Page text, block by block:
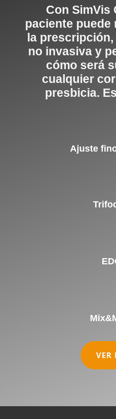
Con SimVis
paciente puede
la
no invasiva y
cómo será
cualquier
presbicia.
Ajuste
VER